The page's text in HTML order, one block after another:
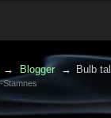
→ Blogger → Bulb